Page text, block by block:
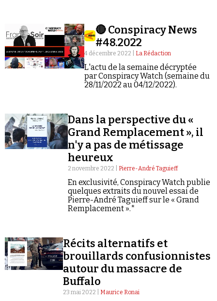
🔴 Conspiracy News
#48.2022
4 décembre 2022 | La Rédaction
L'actu de la semaine décryptée
par Conspiracy Watch (semaine du
28/11/2022 au 04/12/2022).
Dans la perspective du «
Grand Remplacement », il
n'y a pas de métissage
heureux
2 novembre 2022 | Pierre-André Taguieff
En exclusivité, Conspiracy Watch publie
quelques extraits du nouvel essai de
Pierre-André Taguieff sur le « Grand
Remplacement ».*
Récits alternatifs et
brouillards confusionnistes
autour du massacre de
Buffalo
23 mai 2022 | Maurice Ronai